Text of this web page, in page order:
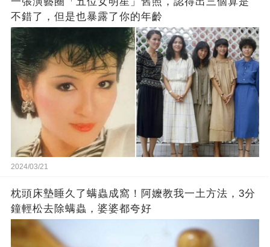
不錯了，但是也暴露了你的年齡
2024/03/21
枕頭床墊睡久了螨蟲成窩！阿嬤教我一土方法，3分
鐘輕松去除螨蟲，婆婆都夸好